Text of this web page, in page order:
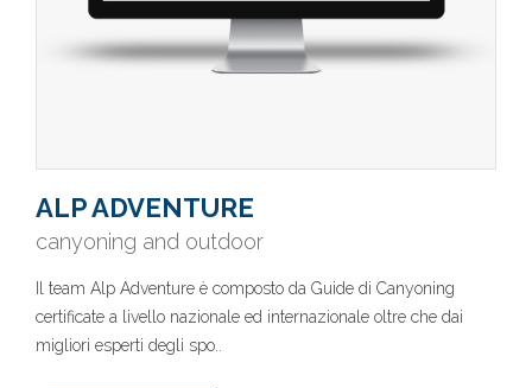
ALP ADVENTURE
canyoning and outdoor
Il team Alp Adventure è composto da Guide di Canyoning
certificate a livello nazionale ed internazionale oltre che dai
migliori esperti degli spo..